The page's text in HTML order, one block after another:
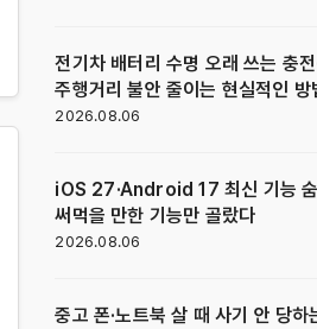
전기차 배터리 수명 오래 쓰는 충전
주행거리 불안 줄이는 현실적인 방
2026.08.06
iOS 27·Android 17 최신 기능
써먹을 만한 기능만 골랐다
2026.08.06
중고 폰·노트북 살 때 사기 안 당하